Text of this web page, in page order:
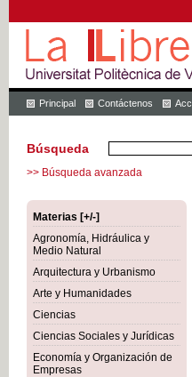
Principal Contáctenos
Búsqueda
>> Búsqueda avanzada
Materias [+/-]
Agronomía, Hidráulica y
Medio Natural
Arquitectura y Urbanismo
Arte y Humanidades
Ciencias
Ciencias Sociales y Jurídicas
Economía y Organización de
Empresas